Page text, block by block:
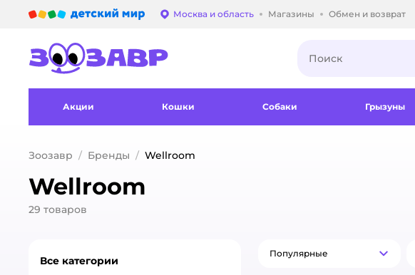
Выбор адреса доставки.
Москва и область Магазины Обмен и возврат
Акции Кошки Собаки Грызуны
Зоозавр Бренды Wellroom
Wellroom
29 товаров
Популярные
Популярные
Все категории